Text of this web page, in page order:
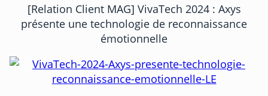
[Relation Client MAG] VivaTech 2024 : Axys
présente une technologie de reconnaissance
émotionnelle